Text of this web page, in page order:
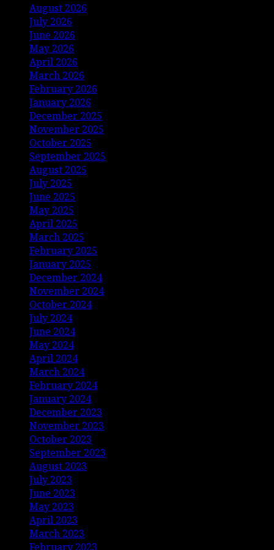
August 2026
July 2026
June 2026
May 2026
April 2026
March 2026
February 2026
January 2026
December 2025
November 2025
October 2025
September 2025
August 2025
July 2025
June 2025
May 2025
April 2025
March 2025
February 2025
January 2025
December 2024
November 2024
October 2024
July 2024
June 2024
May 2024
April 2024
March 2024
February 2024
January 2024
December 2023
November 2023
October 2023
September 2023
August 2023
July 2023
June 2023
May 2023
April 2023
March 2023
February 2023